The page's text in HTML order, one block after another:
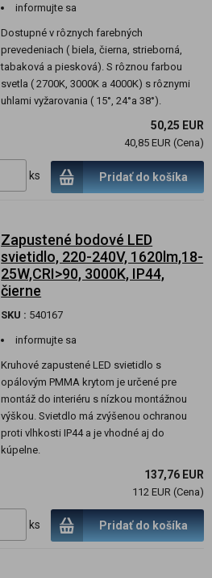
informujte sa
Dostupné v rôznych farebných
prevedeniach ( biela, čierna, strieborná,
tabaková a piesková). S rôznou farbou
svetla ( 2700K, 3000K a 4000K) s rôznymi
uhlami vyžarovania ( 15°, 24°a 38°).
50,25 EUR
40,85 EUR (Cena)
ks Pridať do košíka
Zapustené bodové LED
svietidlo, 220-240V, 1620lm,18-
25W,CRI>90, 3000K, IP44,
čierne
SKU : 540167
informujte sa
Kruhové zapustené LED svietidlo s
opálovým PMMA krytom je určené pre
montáž do interiéru s nízkou montážnou
výškou. Svietdlo má zvýšenou ochranou
proti vlhkosti IP44 a je vhodné aj do
kúpelne.
137,76 EUR
112 EUR (Cena)
ks Pridať do košíka